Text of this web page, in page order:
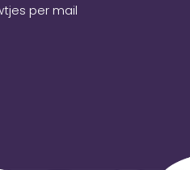
per mail